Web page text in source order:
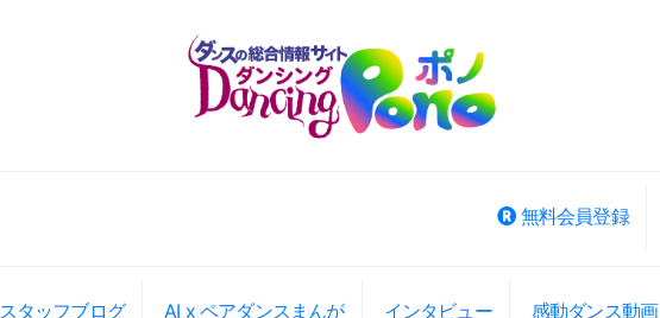
無料会員登録
スタッフブログ AI x ペアダンスまんが インタビュー 感動ダンス動画